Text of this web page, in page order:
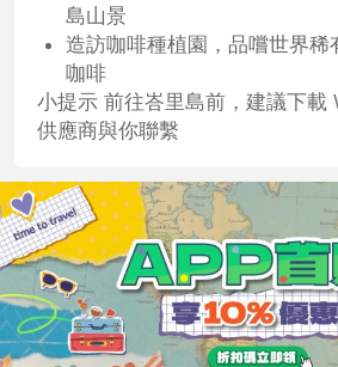
島山景
造訪咖啡種植園，品嚐世界稀
咖啡
小提示 前往峇里島前，建議下載
供應商與你聯繫